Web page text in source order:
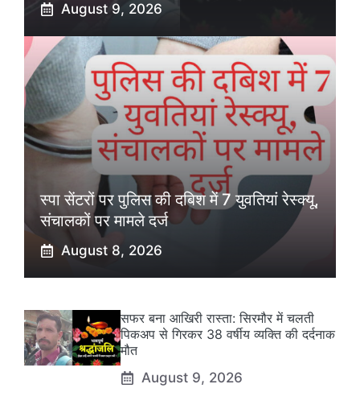
August 9, 2026
स्पा सेंटरों पर पुलिस की दबिश में 7 युवतियां रेस्क्यू,
संचालकों पर मामले दर्ज
August 8, 2026
सफर बना आखिरी रास्ता: सिरमौर में चलती
पिकअप से गिरकर 38 वर्षीय व्यक्ति की दर्दनाक
मौत
August 9, 2026